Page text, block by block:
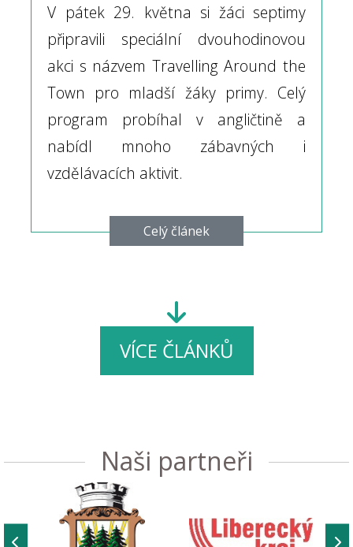
V pátek 29. května si žáci septimy
připravili speciální dvouhodinovou
akci s názvem Travelling Around the
Town pro mladší žáky primy. Celý
program probíhal v angličtině a
nabídl mnoho zábavných i
vzdělávacích aktivit.
Celý článek
VÍCE ČLÁNKŮ
Naši partneři